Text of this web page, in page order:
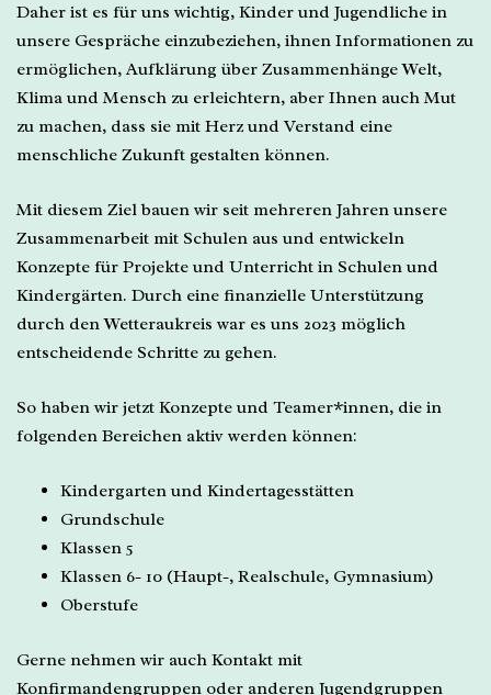
Daher ist es für uns wichtig, Kinder und Jugendliche in
unsere Gespräche einzubeziehen, ihnen Informationen zu
ermöglichen, Aufklärung über Zusammenhänge Welt,
Klima und Mensch zu erleichtern, aber Ihnen auch Mut
zu machen, dass sie mit Herz und Verstand eine
menschliche Zukunft gestalten können.
Mit diesem Ziel bauen wir seit mehreren Jahren unsere
Zusammenarbeit mit Schulen aus und entwickeln
Konzepte für Projekte und Unterricht in Schulen und
Kindergärten. Durch eine finanzielle Unterstützung
durch den Wetteraukreis war es uns 2023 möglich
entscheidende Schritte zu gehen.
So haben wir jetzt Konzepte und Teamer*innen, die in
folgenden Bereichen aktiv werden können:
Kindergarten und Kindertagesstätten
Grundschule
Klassen 5
Klassen 6- 10 (Haupt-, Realschule, Gymnasium)
Oberstufe
Gerne nehmen wir auch Kontakt mit
Konfirmandengruppen oder anderen Jugendgruppen